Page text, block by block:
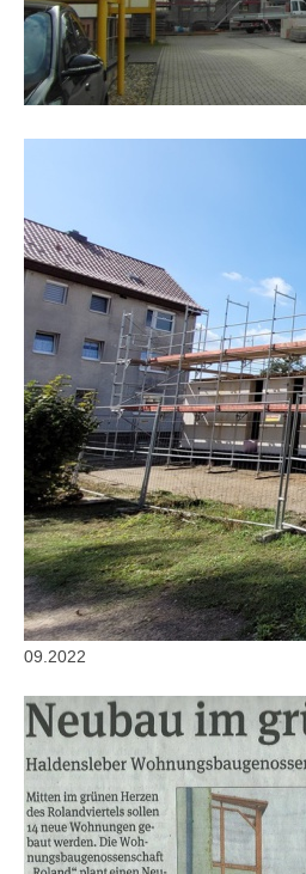
09.2022